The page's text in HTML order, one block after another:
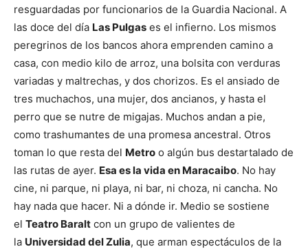
resguardadas por funcionarios de la Guardia Nacional. A
las doce del día Las Pulgas es el infierno. Los mismos
peregrinos de los bancos ahora emprenden camino a
casa, con medio kilo de arroz, una bolsita con verduras
variadas y maltrechas, y dos chorizos. Es el ansiado de
tres muchachos, una mujer, dos ancianos, y hasta el
perro que se nutre de migajas. Muchos andan a pie,
como trashumantes de una promesa ancestral. Otros
toman lo que resta del Metro o algún bus destartalado de
las rutas de ayer. Esa es la vida en Maracaibo. No hay
cine, ni parque, ni playa, ni bar, ni choza, ni cancha. No
hay nada que hacer. Ni a dónde ir. Medio se sostiene
el Teatro Baralt con un grupo de valientes de
la Universidad del Zulia, que arman espectáculos de la